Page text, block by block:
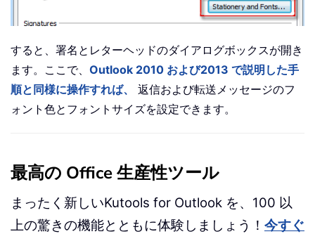
すると、署名とレターヘッドのダイアログボックスが開き
ます。ここで、 Outlook 2010 および2013 で説明した手
順と同様に操作すれば、
返信および転送メッセージのフ
ォント色とフォントサイズを設定できます。
最高の Office 生産性ツール
まったく新しいKutools for Outlook を、100 以
上の驚きの機能とともに体験しましょう！ 今すぐ